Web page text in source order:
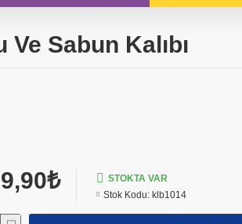
Sabun Kalıbı
STOKTA VAR
Stok Kodu: klb1014